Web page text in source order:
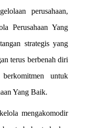
perusahaan,
Perusahaan Yang
strategis yang
terus berbenah diri
untuk
Yang Baik.
mengakomodir